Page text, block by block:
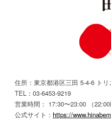
住所：東京都港区三田 5-4-6 ト
TEL：03-6453-9219
営業時間： 17:30〜23:00 （
公式サイト： https://